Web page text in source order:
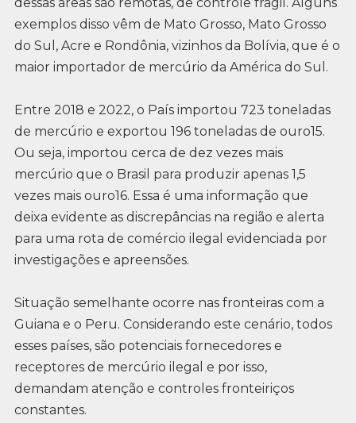
exemplos disso vêm de Mato Grosso, Mato Grosso
do Sul, Acre e Rondônia, vizinhos da Bolívia, que é o
maior importador de mercúrio da América do Sul.
Entre 2018 e 2022, o País importou 723 toneladas
de mercúrio e exportou 196 toneladas de ouro15.
Ou seja, importou cerca de dez vezes mais
mercúrio que o Brasil para produzir apenas 1,5
vezes mais ouro16. Essa é uma informação que
deixa evidente as discrepâncias na região e alerta
para uma rota de comércio ilegal evidenciada por
investigações e apreensões.
Situação semelhante ocorre nas fronteiras com a
Guiana e o Peru. Considerando este cenário, todos
esses países, são potenciais fornecedores e
receptores de mercúrio ilegal e por isso,
demandam atenção e controles fronteiriços
constantes.